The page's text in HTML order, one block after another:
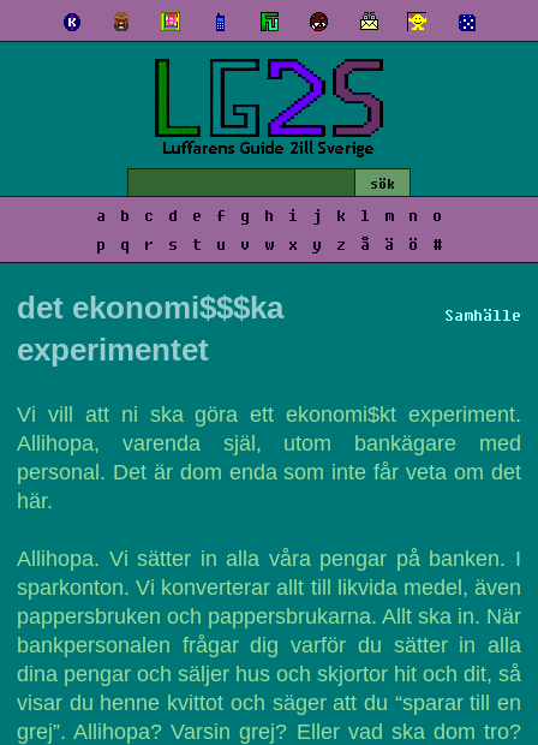
a b c d e f g h i j k l m n
o
p
q r s t u v w x y z å ä ö #
Samhälle
det ekonomi$$$ka
experimentet
Vi vill att ni ska göra ett ekonomi$kt experiment.
Allihopa, varenda själ, utom bankägare med
personal. Det är dom enda som inte får veta om det
här.
Allihopa. Vi sätter in alla våra pengar på banken. I
sparkonton. Vi konverterar allt till likvida medel, även
pappersbruken och pappersbrukarna. Allt ska in. När
bankpersonalen frågar dig varför du sätter in alla
dina pengar och säljer hus och skjortor hit och dit, så
visar du henne kvittot och säger att du “sparar till en
grej”. Allihopa? Varsin grej? Eller vad ska dom tro?